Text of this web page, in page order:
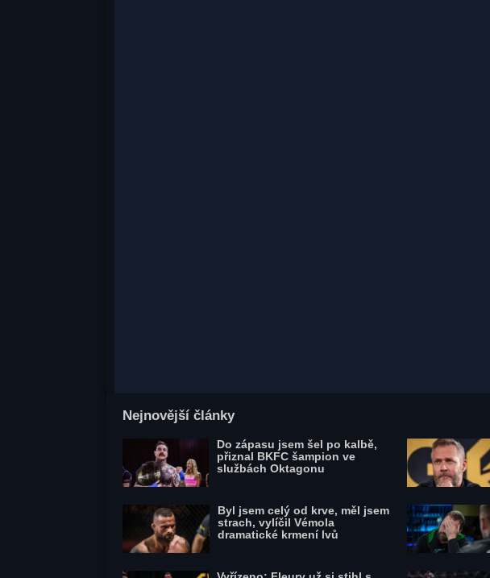
Nejnovější články
Do zápasu jsem šel po kalbě,
přiznal BKFC šampion ve
službách Oktagonu
Byl jsem celý od krve, měl jsem
strach, vylíčil Vémola
dramatické krmení lvů